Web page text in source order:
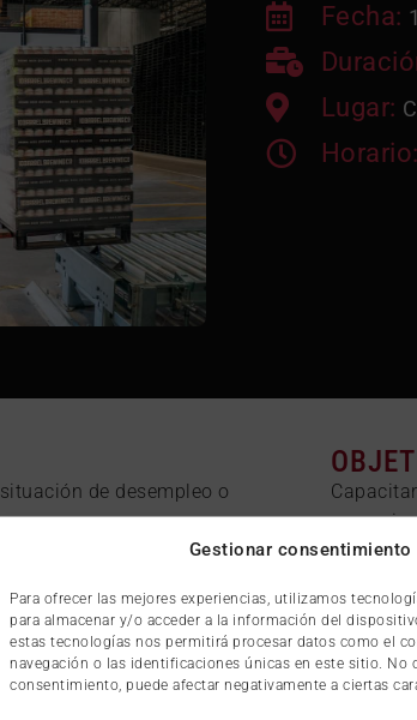
Gestionar consentimiento
Para ofrecer las mejores experiencias, utilizamos
para almacenar y/o acceder a la información del
estas tecnologías nos permitirá procesar datos como el
navegación o las identificaciones únicas en este sitio. No
consentimiento, puede afectar negativamente a ciertas
Fecha:
Lugar:
Horario:
de desempleo o
flujos y
para